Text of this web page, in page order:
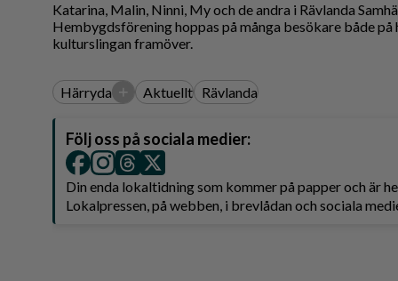
Katarina, Malin, Ninni, My och de andra i Rävlanda
Hembygdsförening hoppas på många besökare både
kulturslingan framöver.
Härryda + Aktuellt Rävlanda
Följ oss på sociala medier:
Din enda lokaltidning som kommer på papper och är
Lokalpressen, på webben, i brevlådan och sociala